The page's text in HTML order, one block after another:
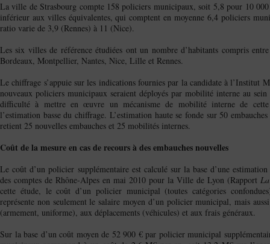
La ville de Strasbourg compte 158 policiers municipaux, soit 5,8 pour 10
inférieur aux villes équivalentes, qui comptent en moyenne 6,4 policiers
ratio varie de 3,9 (Rennes) à 11 (Nice).
Les six villes de référence étudiées ont un nombre d’habitants compris
Bordeaux, Montpellier, Nantes, Nice, Lille et Rennes.
Le chiffrage s’appuie sur les indications fournies par la candidate à l’Institut
nouveaux policiers municipaux seraient déployés par mobilité interne au
difficulté à mettre en œuvre un mécanisme de mobilité interne de
l’estimation basse du chiffrage. L’estimation haute se fonde sur 50
retient 25 nouvelles embauches et 25 mobilités internes.
Coût de la mesure en cas de recours à des embauches nouvelles
Le coût d’un policier supplémentaire est calculé sur la base d’une
des comptes de Rhône-Alpes en mai 2010 pour la Ville de Lyon (Rapport
cette étude, le coût d’un policier municipal (toutes catégories
représente non seulement le salaire moyen d’un policier municipal, mais
(armement, uniforme), aux déplacements (véhicules) et aux frais généraux.
Sur la base d’un coût moyen de 52 900 € par policier municipal